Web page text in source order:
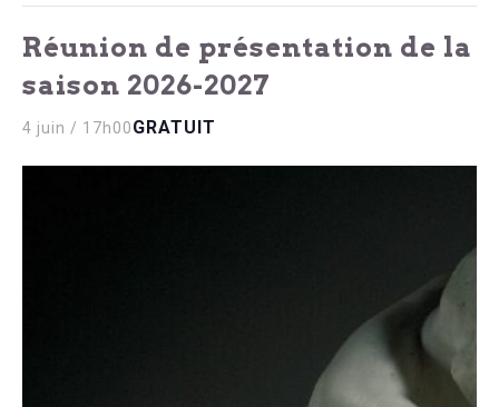
Réunion de présentation de la
saison 2026-2027
4 juin / 17h00GRATUIT